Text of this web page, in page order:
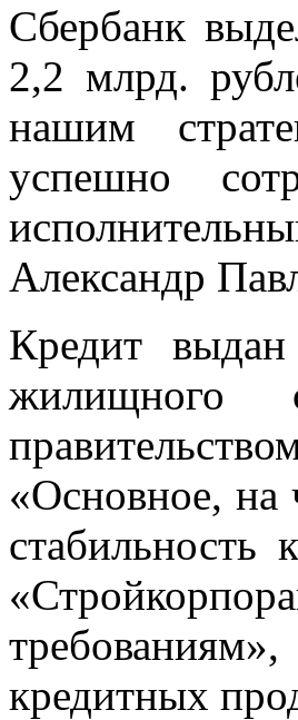
Сбербанк
2,2 млрд.
нашим
успешно
Александр
Кредит
жилищного
«Основное,
стабильность
кредитных